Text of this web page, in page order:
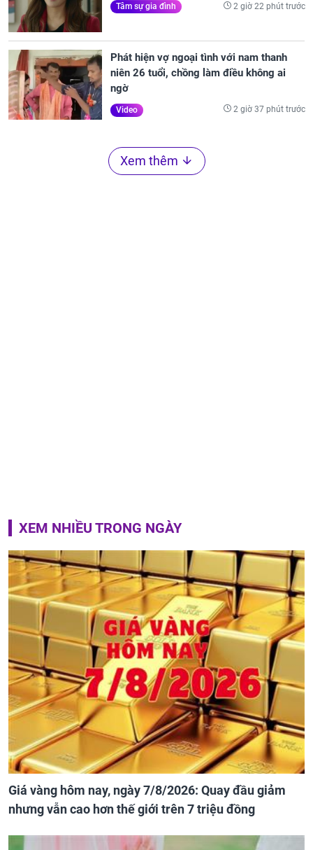
Tâm sự gia đình 2 giờ 22 phút trước
Phát hiện vợ ngoại tình với nam thanh
niên 26 tuổi, chồng làm điều không ai
ngờ
Video 2 giờ 37 phút trước
Xem thêm
XEM NHIỀU TRONG NGÀY
Giá vàng hôm nay, ngày 7/8/2026: Quay đầu giảm
nhưng vẫn cao hơn thế giới trên 7 triệu đồng